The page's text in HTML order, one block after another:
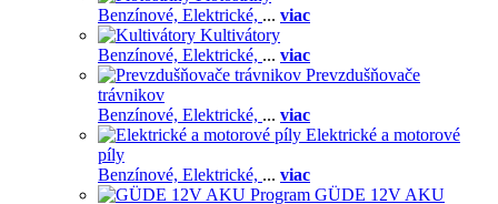
Benzínové, Elektrické, ... viac
Kultivátory
Benzínové, Elektrické, ... viac
Prevzdušňovače
trávnikov
Benzínové, Elektrické, ... viac
Elektrické a motorové
píly
Benzínové, Elektrické, ... viac
GÜDE 12V AKU